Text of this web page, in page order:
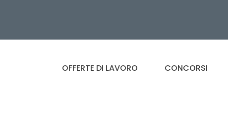
OFFERTE DI LAVORO CONCORSI